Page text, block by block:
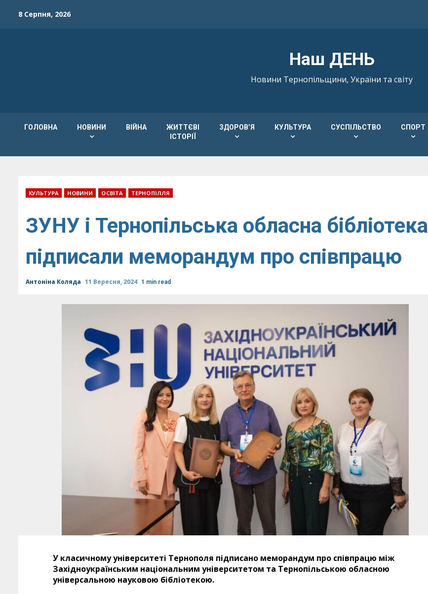
8 Серпня, 2026
Наш ДЕНЬ
Новини Тернопільщини, України та світу
ГОЛОВНА НОВИНИ ВІЙНА
ЖИТТЄВІ
ІСТОРІЇ
ЗДОРОВ’Я КУЛЬТУРА СУСПІЛЬСТВО СПОРТ
КУЛЬТУРА НОВИНИ ОСВІТА ТЕРНОПІЛЛЯ
ЗУНУ і Тернопільська обласна бібліотека
підписали меморандум про співпрацю
Антоніна Коляда 11 Вересня, 2024 1 min read
У класичному університеті Тернополя підписано меморандум про співпрацю між
Західноукраїнським національним університетом та Тернопільською обласною
універсальною науковою бібліотекою.